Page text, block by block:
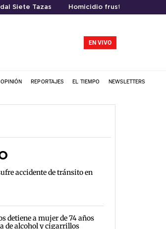
Siete Tazas Homicidio frustrado
EN VIVO
OPINIÓN REPORTAJES EL TIEMPO NEWSLETTERS
accidente de tránsito en
detiene a mujer de 74 años
de alcohol y cigarrillos